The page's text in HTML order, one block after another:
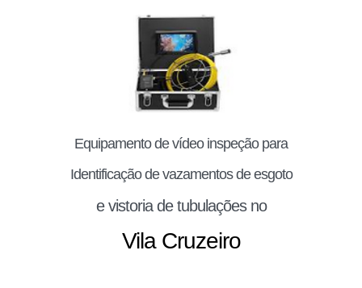
Equipamento de vídeo inspeção para
Identificação de vazamentos de esgoto
e vistoria de tubulações no
Vila Cruzeiro